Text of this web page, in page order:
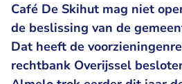
Café De Skihut mag niet
de beslissing van de
Dat heeft de
rechtbank Overijssel